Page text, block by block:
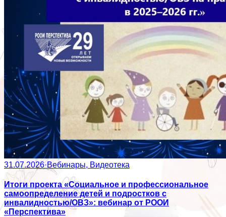
31.07.2026·Вебинары, Видеотека
Итоги проекта «Социальное и профессиональное
самоопределение детей и подростков с
инвалидностью/ОВЗ»: вебинар от РООИ
«Перспектива»